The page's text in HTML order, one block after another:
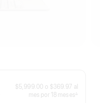
$5,999.00 o $369.97 al
mes al
por 18 mesesmeses
∆